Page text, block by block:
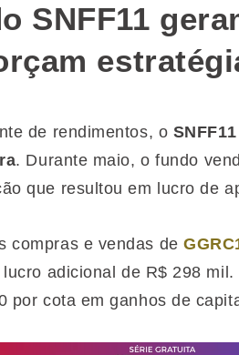
SNFF11
de rendimentos, o
. Durante maio, o fundo
que resultou em lucro de
compras e vendas de
adicional de R$ 298
por cota em ganhos de